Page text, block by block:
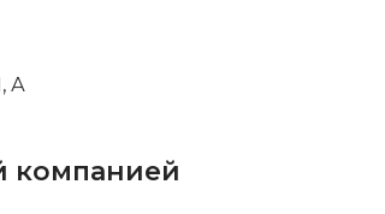
А
компанией